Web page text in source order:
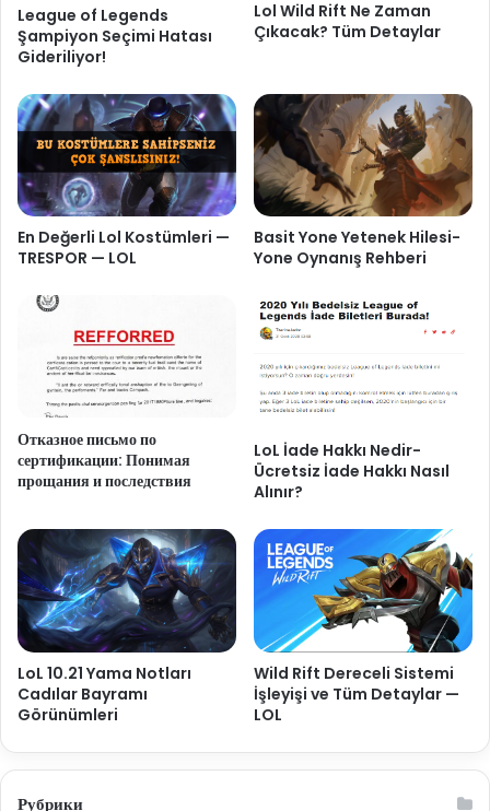
League of Legends
Şampiyon Seçimi Hatası
Gideriliyor!
Lol Wild Rift Ne Zaman
Çıkacak? Tüm Detaylar
En Değerli Lol Kostümleri —
TRESPOR — LOL
Basit Yone Yetenek Hilesi-
Yone Oynanış Rehberi
Отказное письмо по
сертификации: Понимая
прощания и последствия
LoL İade Hakkı Nedir-
Ücretsiz İade Hakkı Nasıl
Alınır?
LoL 10.21 Yama Notları
Cadılar Bayramı
Görünümleri
Wild Rift Dereceli Sistemi
İşleyişi ve Tüm Detaylar —
LOL
Рубрики